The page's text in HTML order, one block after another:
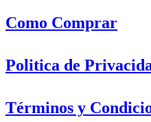
Como Comprar
Politica de
Términos y